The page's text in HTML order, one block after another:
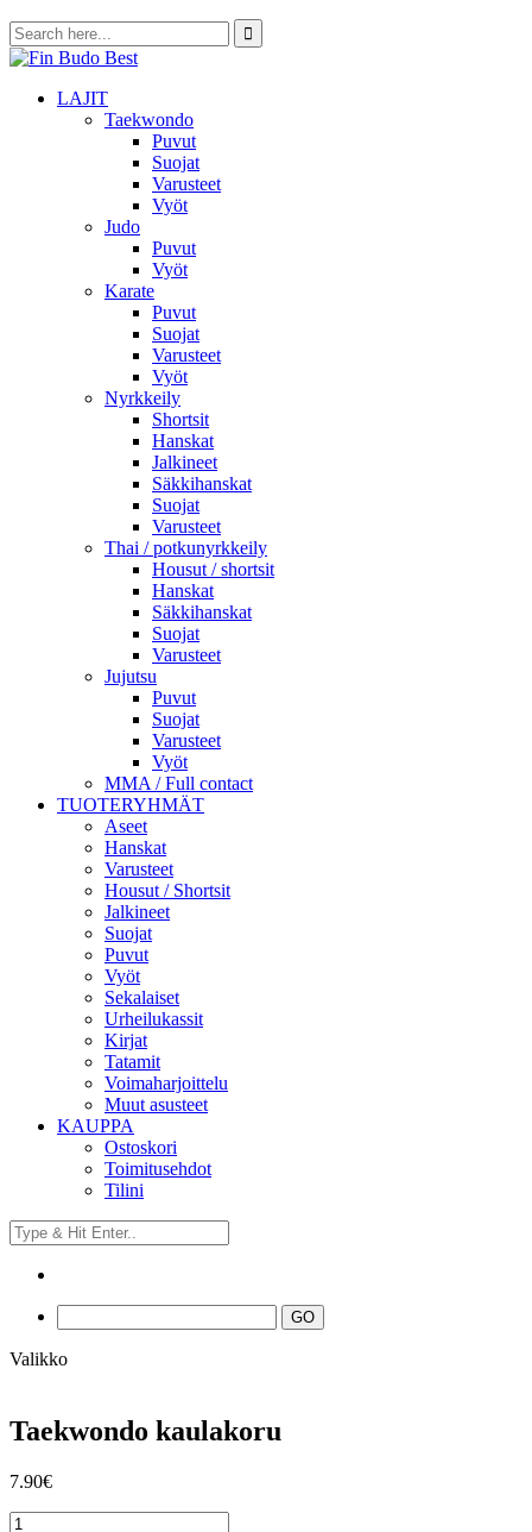
LAJIT
Taekwondo
Puvut
Suojat
Varusteet
Vyöt
Judo
Puvut
Vyöt
Karate
Puvut
Suojat
Varusteet
Vyöt
Nyrkkeily
Shortsit
Hanskat
Jalkineet
Säkkihanskat
Suojat
Varusteet
Thai / potkunyrkkeily
Housut / shortsit
Hanskat
Säkkihanskat
Suojat
Varusteet
Jujutsu
Puvut
Suojat
Varusteet
Vyöt
MMA / Full contact
TUOTERYHMÄT
Aseet
Hanskat
Varusteet
Housut / Shortsit
Jalkineet
Suojat
Puvut
Vyöt
Sekalaiset
Urheilukassit
Kirjat
Tatamit
Voimaharjoittelu
Muut asusteet
KAUPPA
Ostoskori
Toimitusehdot
Tilini
Valikko
Taekwondo kaulakoru
7.90€
Taekwondo